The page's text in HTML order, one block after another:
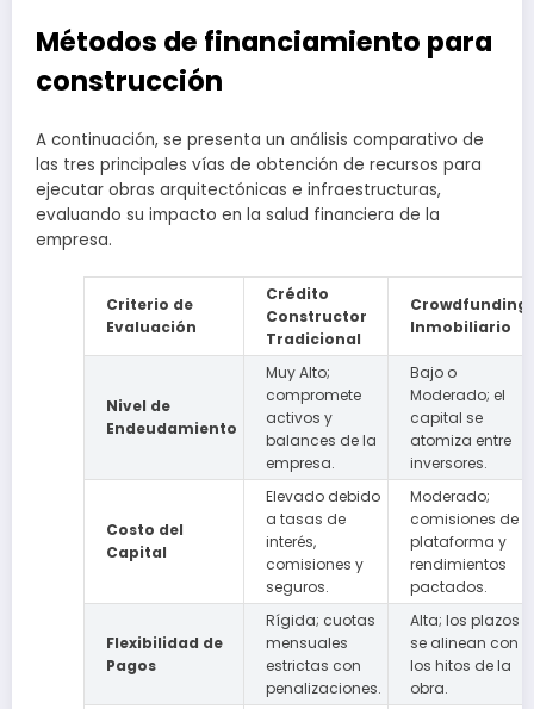
Métodos de financiamiento para
construcción
A continuación, se presenta un análisis comparativo de
las tres principales vías de obtención de recursos para
ejecutar obras arquitectónicas e infraestructuras,
evaluando su impacto en la salud financiera de la
empresa.
Criterio de
Evaluación
Crédito
Constructor
Tradicional
Crowdfunding
Inmobiliario
Nivel de
Endeudamiento
Muy Alto;
compromete
activos y
balances de la
empresa.
Bajo o
Moderado; el
capital se
atomiza entre
inversores.
Costo del
Capital
Elevado debido
a tasas de
interés,
comisiones y
seguros.
Moderado;
comisiones de
plataforma y
rendimientos
pactados.
Flexibilidad de
Pagos
Rígida; cuotas
mensuales
estrictas con
penalizaciones.
Alta; los plazos
se alinean con
los hitos de la
obra.